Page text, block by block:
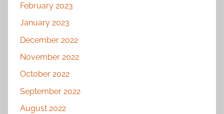
February 2023
January 2023
December 2022
November 2022
October 2022
September 2022
August 2022